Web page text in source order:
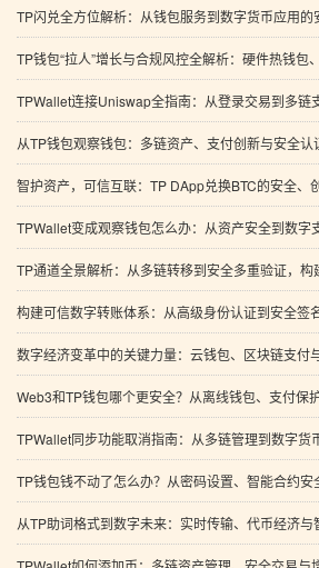
TP闪兑全方位解析：从钱包服务到数字货币应用的
TP钱包“拉人”增长与合规风控全解析：硬件热钱包、批
TPWallet连接Uniswap全指南：从登录交易到多链
从TP钱包观察钱包：多链资产、支付创新与安全认
智护资产，可信互联：TP DApp兑换BTC的安全、
TPWallet变成观察钱包怎么办：从资产安全到数字
TP通道全景解析：从多链转移到安全多重验证，构建全球
构建可信数字转账体系：从高级身份认证到安全签名
数字经济变革中的关键力量：云钱包、区块链支付
Web3和TP钱包哪个更安全？从离线钱包、支付保
TPWallet同步功能取消指南：从多链管理到数字货
TP钱包钱不动了怎么办？从密码设置、智能合约安全到多
从TP助词格式到数字未来：实时传输、代币经济与智能资